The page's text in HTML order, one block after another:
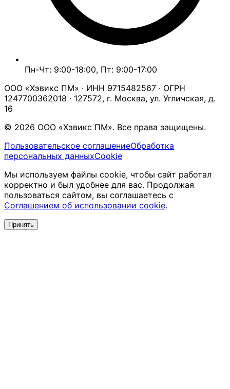
Пн-Чт: 9:00-18:00, Пт: 9:00-17:00
ООО «Хэвикс ПМ» · ИНН 9715482567 · ОГРН
1247700362018 · 127572, г. Москва, ул. Угличская, д.
16
© 2026 ООО «Хэвикс ПМ». Все права защищены.
Пользовательское соглашениеОбработка
персональных данныхCookie
Мы используем файлы cookie, чтобы сайт работал
корректно и был удобнее для вас. Продолжая
пользоваться сайтом, вы соглашаетесь с
Соглашением об использовании cookie.
Принять